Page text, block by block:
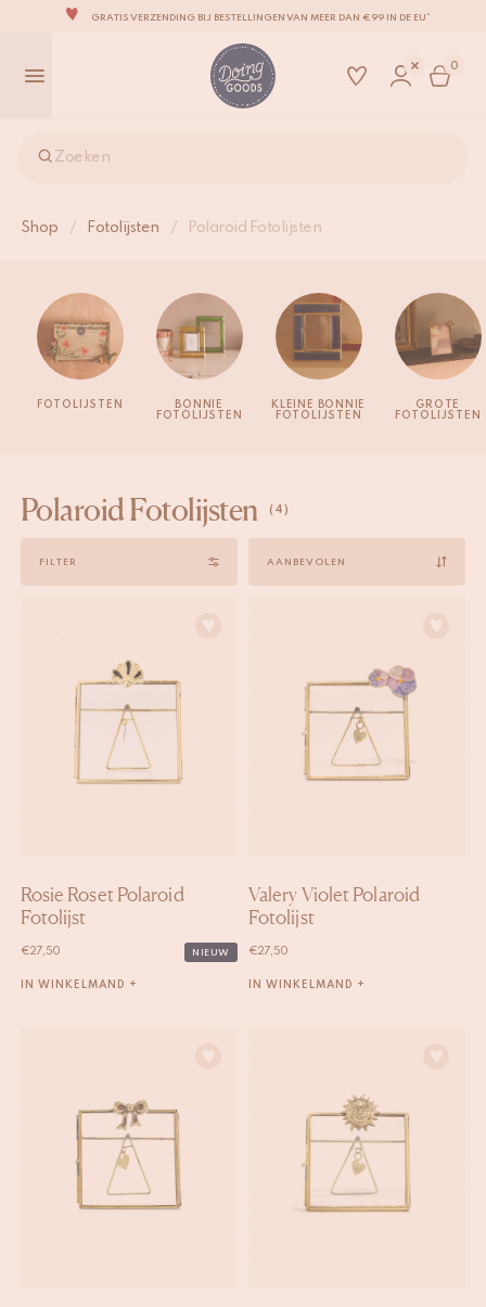
GRATIS VERZENDING BIJ BESTELLINGEN VAN MEER DAN €99 IN DE EU*
EEN SCHATKIST VOL IMPERFECTE EN LEUKE WOONACCESSOIRES
WE STREVEN ERNAAR JE ITEMS BINNEN 1 TOT 2 WERKDAGEN TE VERZENDEN
0
Zoeken
Shop / Fotolijsten / Polaroid Fotolijsten
FOTOLIJSTEN
BONNIE
FOTOLIJSTEN
KLEINE BONNIE
FOTOLIJSTEN
GROTE
FOTOLIJSTEN
Polaroid Fotolijsten (4)
FILTER
Rosie Roset Polaroid
Fotolijst
€27,50 NIEUW
IN WINKELMAND +
Valery Violet Polaroid
Fotolijst
€27,50
IN WINKELMAND +